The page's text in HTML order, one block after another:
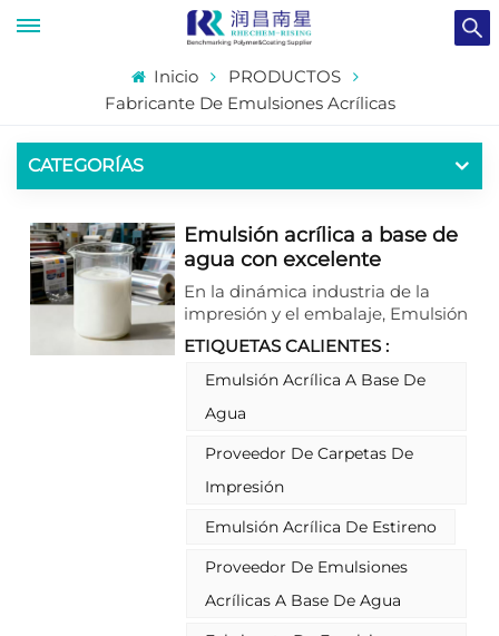
Inicio
PRODUCTOS
Fabricante De Emulsiones Acrílicas
CATEGORÍAS
Emulsión acrílica a base de
agua con excelente
adherencia para tintas de
impresión y recubrimientos
de envases.
En la dinámica industria de la
impresión y el embalaje, Emulsión
acrílica a base de agua Se ha
convertido en un material
fundamental, apreciado por su
respeto al medio ambiente y sus
propiedades multifuncionales. La
emulsión acrílica al agua
autorreticulante, libre de APEO,
destaca como una opción de alta
específicamente para la
formulación de tintas y barnices
inherente con los procesos de
ETIQUETAS CALIENTES :
Emulsión Acrílica A Base De
Agua
Proveedor De Carpetas De
Impresión
Emulsión Acrílica De Estireno
Proveedor De Emulsiones
Acrílicas A Base De Agua